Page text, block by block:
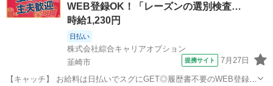
WEB登録OK！「レーズンの選別検査…
時給1,230円
日払い
株式会社綜合キャリアオプション
韮崎市
提携サイト 7月27日
【キャッチ】 お給料は日払いでスグにGET◎履歴書不要のWEB登録